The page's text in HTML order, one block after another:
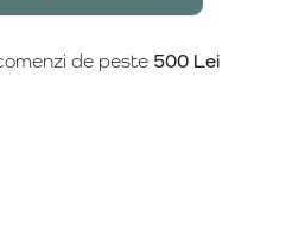
de peste 500 Lei